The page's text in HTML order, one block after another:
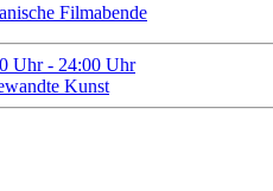
Filmabende
Uhr - 24:00 Uhr
Kunst